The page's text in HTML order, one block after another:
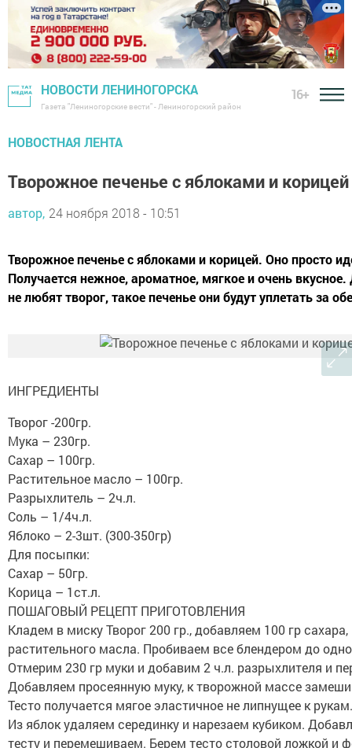
НОВОСТИ ЛЕНИНОГОРСКА
Газета "Лениногорские вести" - Лениногорский район
16+
НОВОСТНАЯ ЛЕНТА
Творожное печенье с яблоками и корицей
автор, 24 ноября 2018 - 10:51
Творожное печенье с яблоками и корицей. Оно просто
Получается нежное, ароматное, мягкое и очень
не любят творог, такое печенье они будут уплетать за
ИНГРЕДИЕНТЫ
Творог -200гр.
Мука – 230гр.
Сахар – 100гр.
Растительное масло – 100гр.
Разрыхлитель – 2ч.л.
Соль – 1/4ч.л.
Яблоко – 2-3шт. (300-350гр)
Для посыпки:
Сахар – 50гр.
Корица – 1ст.л.
ПОШАГОВЫЙ РЕЦЕПТ ПРИГОТОВЛЕНИЯ
Кладем в миску Творог 200 гр., добавляем 100 гр
растительного масла. Пробиваем все блендером до
Отмерим 230 гр муки и добавим 2 ч.л. разрыхлителя и
Добавляем просеянную муку, к творожной массе
Тесто получается мягое эластичное не липнущее к рукам.
Из яблок удаляем серединку и нарезаем кубиком.
тесту и перемешиваем. Берем тесто столовой ложкой и